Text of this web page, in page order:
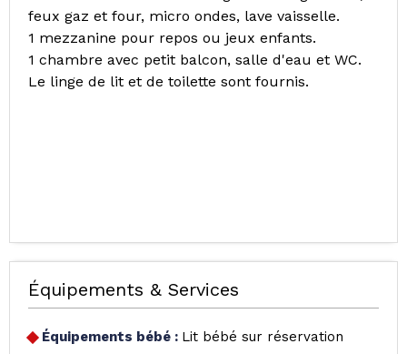
feux gaz et four, micro ondes, lave vaisselle.
1 mezzanine pour repos ou jeux enfants.
1 chambre avec petit balcon, salle d'eau et WC.
Le linge de lit et de toilette sont fournis.
Équipements & Services
Équipements bébé : Lit bébé sur réservation